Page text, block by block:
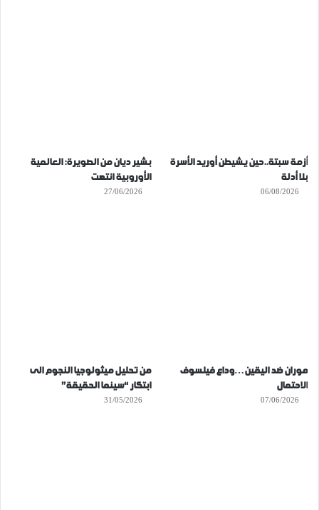
أزمة سبتة..حين يشيطن أوريد الأسرة
بلا أدلة
06/08/2026
بشير ديان من الصويرة: العالمية
الأوروبية انتهت
27/06/2026
موران ضد اليقين…وداع فيلسوف
الاحتمال
07/06/2026
من تحليل ميثولوجيا النجوم الى
ابتكار “سينما الحقيقة”
31/05/2026